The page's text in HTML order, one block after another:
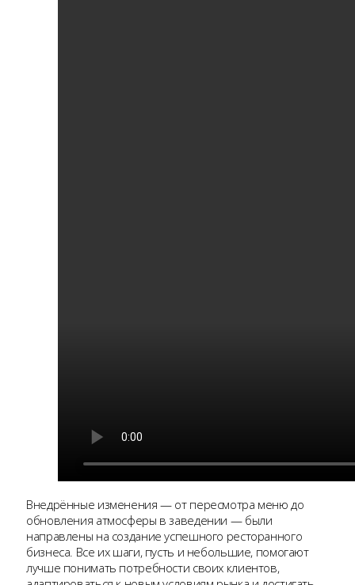
Внедрённые изменения — от пересмотра меню до
обновления атмосферы в заведении — были
направлены на создание успешного ресторанного
бизнеса. Все их шаги, пусть и небольшие, помогают
лучше понимать потребности своих клиентов,